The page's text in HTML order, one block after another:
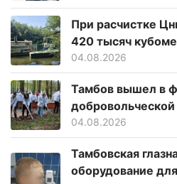
При расчистке
420 тысяч
04.08.2026
Тамбов вышел в
04.08.2026
Тамбовская
оборудование